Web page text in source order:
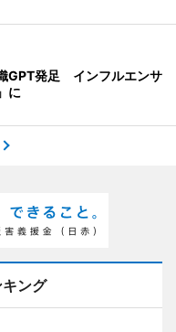
GPT発足 インフルエンサ
に
ング